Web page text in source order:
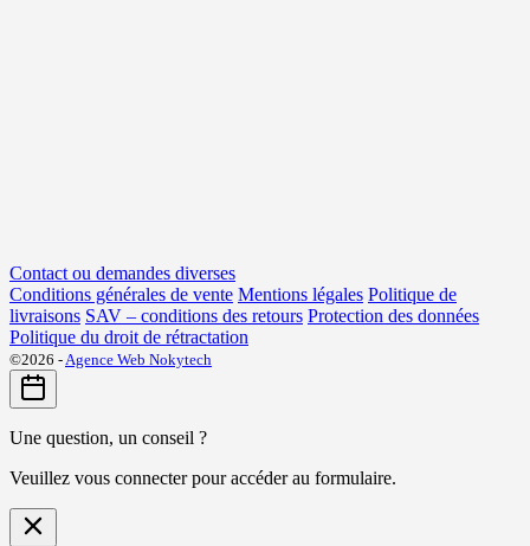
Contact ou demandes diverses
Conditions générales de vente Mentions légales Politique de
livraisons SAV – conditions des retours Protection des données
Politique du droit de rétractation
©2026 -Agence Web Nokytech
Une question, un conseil ?
Veuillez vous connecter pour accéder au formulaire.